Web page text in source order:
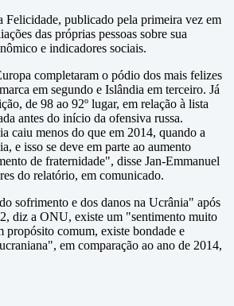
publicado pela primeira vez em
das próprias pessoas sobre sua
e indicadores sociais.
completaram o pódio dos mais felizes
em segundo e Islândia em terceiro. Já
de 98 ao 92º lugar, em relação à lista
antes do início da ofensiva russa.
caiu menos do que em 2014, quando a
e isso se deve em parte ao aumento
de fraternidade", disse Jan-Emmanuel
do relatório, em comunicado.
sofrimento e dos danos na Ucrânia" após
diz a ONU, existe um "sentimento muito
propósito comum, existe bondade e
em comparação ao ano de 2014,